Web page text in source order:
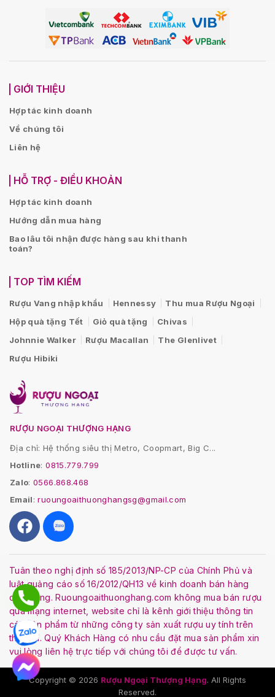
GIỚI THIỆU
Hợp tác kinh doanh
Về chúng tôi
Liên hệ
HỖ TRỢ - ĐIỀU KHOẢN
Hợp tác kinh doanh
Hướng dẫn mua hàng
Bao lâu tôi nhận được hàng sau khi thanh
toán?
TOP TÌM KIẾM
Rượu Vang nhập khẩu Hennessy
Thu mua Rượu Ngoại
Hộp quà tặng Tết
Giỏ quà tặng
Chivas
Johnnie Walker
Rượu Macallan
The Glenlivet
Rượu Hibiki
RƯỢU NGOẠI THƯỢNG HẠNG
Địa chỉ: Hệ thống siêu thị Metro, Coopmart, Big C...
Hotline:0815.779.799
Zalo:0566.868.468
Email:ruoungoaithuonghangsg@gmail.com
Tuân theo nghị định số 185/2013/NP-CP của Chính Phủ và
luật quảng cáo số 16/2012/QH13 về kinh doanh bán hàng
qua mạng. Ruoungoaithuonghang.com không mua bán rượu
qua mạng internet, website chỉ là kênh giới thiệu thông tin
các sản phẩm từ những công ty sản xuất rượu uy tính trên
thế giới. Quý Khách Hàng có nhu cầu đặt mua sản phẩm xin
vui lòng liên hệ trực tiếp với chúng tôi để được tư vấn.
Copyright © 2026 Rượu Ngoại Thượng Hạng. All Rights
Reserved.